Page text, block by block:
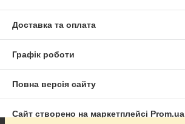
Доставка та оплата
Графік роботи
Повна версія сайту
Сайт створено на маркетплейсі Prom.ua